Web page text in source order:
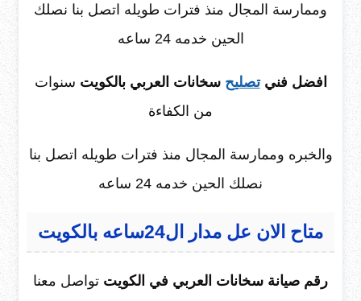
وممارسة المجال منذ فترات طويله اتصل بنا نصلك
الحين خدمه 24 ساعه
افضل فنيتصليح سخانات العربي بالكويت سنوات
من الكفاءة
والخبره وممارسة المجال منذ فترات طويله اتصل بنا
نصلك الحين خدمه 24 ساعه
متاح الان عل مدار ال24ساعه بالكويت
رقم صيانة سخانات العربي في الكويت تواصل معنا